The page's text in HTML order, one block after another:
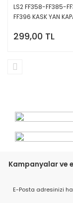
LS2 FF358-FF385-
FF396 KASK YAN
299,00 TL
Kampanyalar ve
E-Posta adresinizi